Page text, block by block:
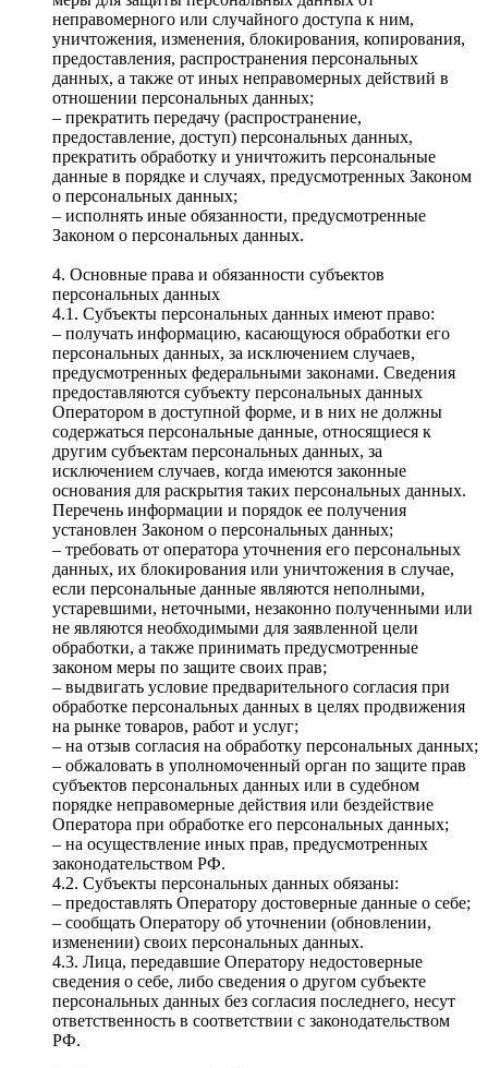
неправомерного или случайного доступа к ним,
уничтожения, изменения, блокирования, копирования,
предоставления, распространения персональных
данных, а также от иных неправомерных действий в
отношении персональных данных;
– прекратить передачу (распространение,
предоставление, доступ) персональных данных,
прекратить обработку и уничтожить персональные
данные в порядке и случаях, предусмотренных Законом
о персональных данных;
– исполнять иные обязанности, предусмотренные
Законом о персональных данных.
4. Основные права и обязанности субъектов
персональных данных
4.1. Субъекты персональных данных имеют право:
– получать информацию, касающуюся обработки его
персональных данных, за исключением случаев,
предусмотренных федеральными законами. Сведения
предоставляются субъекту персональных данных
Оператором в доступной форме, и в них не должны
содержаться персональные данные, относящиеся к
другим субъектам персональных данных, за
исключением случаев, когда имеются законные
основания для раскрытия таких персональных данных.
Перечень информации и порядок ее получения
установлен Законом о персональных данных;
– требовать от оператора уточнения его персональных
данных, их блокирования или уничтожения в случае,
если персональные данные являются неполными,
устаревшими, неточными, незаконно полученными или
не являются необходимыми для заявленной цели
обработки, а также принимать предусмотренные
законом меры по защите своих прав;
– выдвигать условие предварительного согласия при
обработке персональных данных в целях продвижения
на рынке товаров, работ и услуг;
– на отзыв согласия на обработку персональных данных;
– обжаловать в уполномоченный орган по защите прав
субъектов персональных данных или в судебном
порядке неправомерные действия или бездействие
Оператора при обработке его персональных данных;
– на осуществление иных прав, предусмотренных
законодательством РФ.
4.2. Субъекты персональных данных обязаны:
– предоставлять Оператору достоверные данные о себе;
– сообщать Оператору об уточнении (обновлении,
изменении) своих персональных данных.
4.3. Лица, передавшие Оператору недостоверные
сведения о себе, либо сведения о другом субъекте
персональных данных без согласия последнего, несут
ответственность в соответствии с законодательством
РФ.